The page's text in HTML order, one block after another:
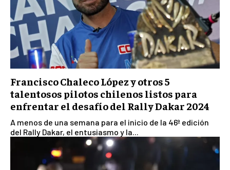
Francisco Chaleco López y otros 5
talentosos pilotos chilenos listos para
enfrentar el desafío del Rally Dakar 2024
A menos de una semana para el inicio de la 46ª edición
del Rally Dakar, el entusiasmo y la...